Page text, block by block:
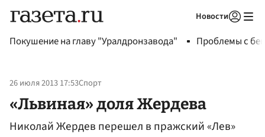
Новости
Покушение на главу "Уралдронзавода" Проблемы с
26 июля 2013 17:53Спорт
«Львиная» доля Жердева
Николай Жердев перешел в пражский «Лев»